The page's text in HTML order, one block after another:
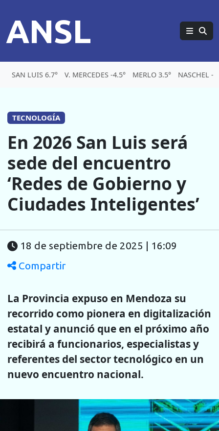
ANSL
SAN LUIS 6.7° V. MERCEDES -4.5° MERLO 3.5° NASCHEL -
TECNOLOGÍA
En 2026 San Luis será
sede del encuentro
‘Redes de Gobierno y
Ciudades Inteligentes’
18 de septiembre de 2025 | 16:09
Compartir
La Provincia expuso en Mendoza su
recorrido como pionera en digitalización
estatal y anunció que en el próximo año
recibirá a funcionarios, especialistas y
referentes del sector tecnológico en un
nuevo encuentro nacional.